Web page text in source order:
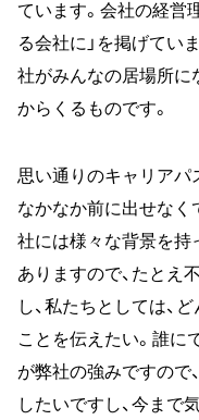
ています。会社の経営
る会社に」を掲げてい
社がみんなの居場所に
からくるものです。
思い通りのキャリアパ
なかなか前に出せなく
社には様々な背景を持
ありますので、たとえ
し、私たちとしては、
ことを伝えたい。誰に
が弊社の強みですので
したいですし、今まで